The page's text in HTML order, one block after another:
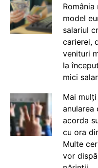
model
salariul
carierei,
venituri
la
mici
Mai
anularea
acorda
cu ora
Multe
vor